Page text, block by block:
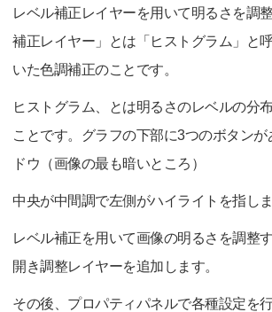
レベル補正レイヤーを用いて明るさを調
補正レイヤー」とは「ヒストグラム」と
いた色調補正のことです。
ヒストグラム、とは明るさのレベルの分
ことです。グラフの下部に3つのボタンが
ドウ（画像の最も暗いところ）
中央が中間調で左側がハイライトを指しま
レベル補正を用いて画像の明るさを調整
開き調整レイヤーを追加します。
その後、プロパティパネルで各種設定を